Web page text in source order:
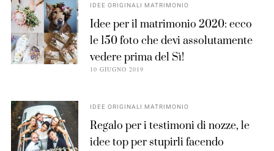
IDEE ORIGINALI MATRIMONIO
Idee per il matrimonio 2020: ecco
le 150 foto che devi assolutamente
vedere prima del Sì!
10 GIUGNO 2019
IDEE ORIGINALI MATRIMONIO
Regalo per i testimoni di nozze, le
idee top per stupirli facendo